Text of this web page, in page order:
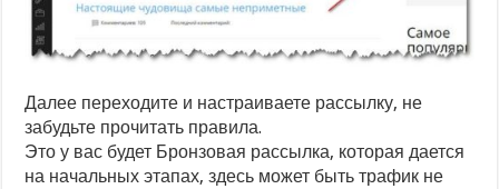
Далее переходите и настраиваете рассылку, не
забудьте прочитать правила.
Это у вас будет Бронзовая рассылка, которая дается
на начальных этапах, здесь может быть трафик не